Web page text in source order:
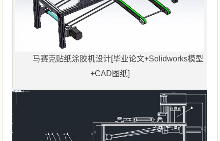
马赛克贴纸涂胶机设计[毕业论文+Solidworks模型
+CAD图纸]